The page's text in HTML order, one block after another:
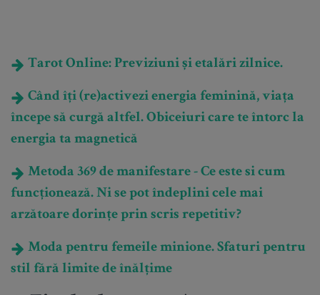
Tarot Online: Previziuni și etalări zilnice.
Când îți (re)activezi energia feminină, viața
începe să curgă altfel. Obiceiuri care te întorc la
energia ta magnetică
Metoda 369 de manifestare - Ce este si cum
funcționează. Ni se pot îndeplini cele mai
arzătoare dorințe prin scris repetitiv?
Moda pentru femeile minione. Sfaturi pentru
stil fără limite de înălțime